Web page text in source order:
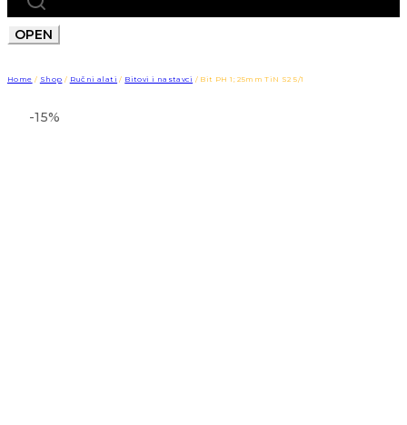
OPEN
Home / Shop / Ručni alati / Bitovi i nastavci / Bit PH 1; 25mm TiN S2 5/1
-15%